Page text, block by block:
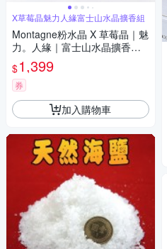
X草莓晶魅力人緣富士山水晶擴香組
Montagne粉水晶 X 草莓晶｜魅
力。人緣｜富士山水晶擴香組
精油可選
$1,399
券
加入購物車